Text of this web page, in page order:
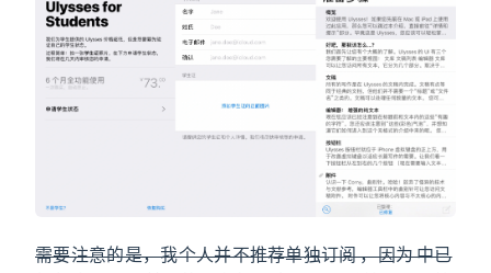
需要注意的是，我个人并不推荐单独订阅 Ulysses，因为 Setapp 中已